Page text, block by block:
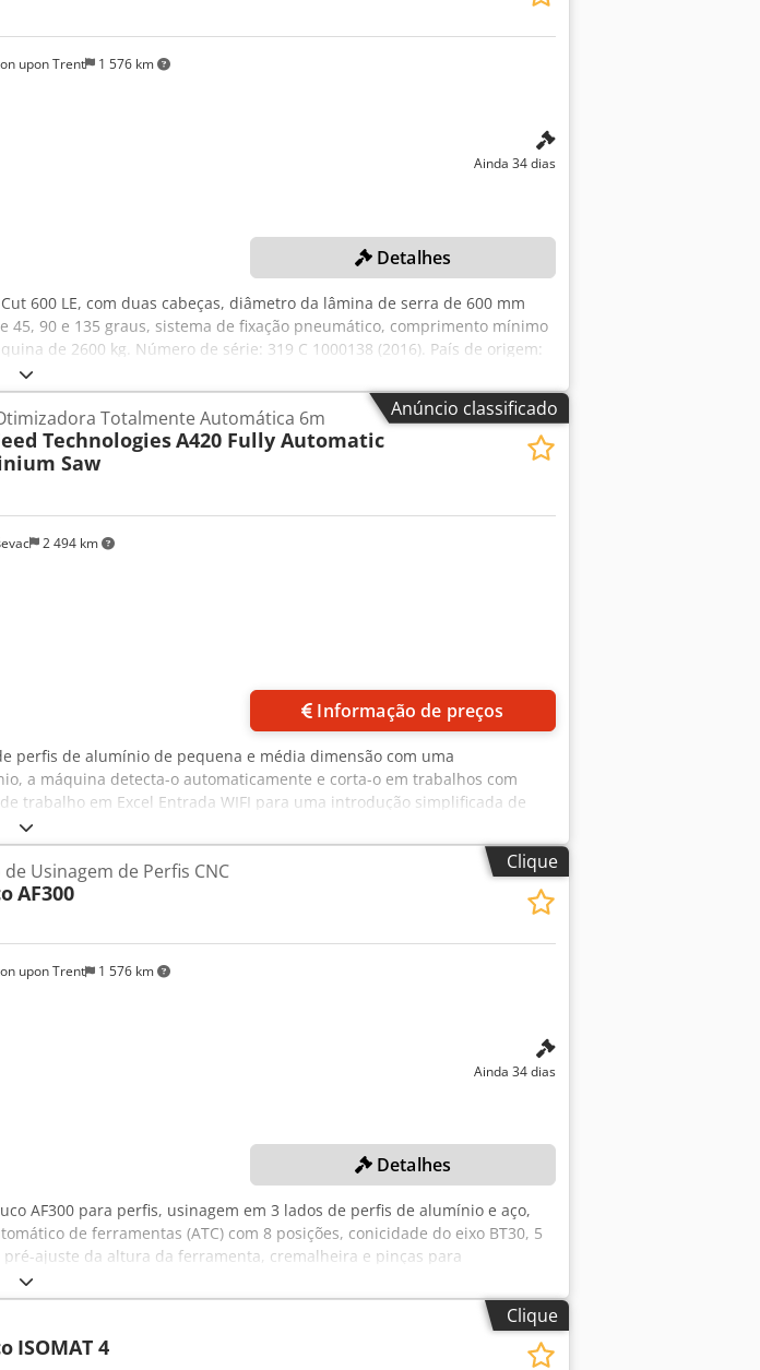
upon Trent 1 576 km
Ainda 34 dias
Detalhes
600 LE, com duas cabeças, diâmetro da lâmina de serra de 600 mm
90 e 135 graus, sistema de fixação pneumático, comprimento mínimo
de 2600 kg. Número de série: 319 C 1000138 (2016). País de origem:
em Burton-on-Trent, Reino Unido. Consulte cada lote individualmente
Anúncio classificado
2 494 km
Totalmente Automática 6m
TechnologiesA420 Fully Automatic
Saw
Informação de preços
perfis de alumínio de pequena e média dimensão com uma
a máquina detecta-o automaticamente e corta-o em trabalhos com
trabalho em Excel Entrada WIFI para uma introdução simplificada de
Medição automática dos comprimentos dos perfis de alumínio
real em relação ao comprimento medido para minimizar o desperdício
peça para cada peça produzida (opcional). - Operação de corte
- Interface de utilizador simples para operação automática,
lotes ou grandes listas de trabalhos em Excel. - Corte e contagem de
WIFI excel com capacidades extensivas de mapeamento de dados. -
para uma produtividade máxima do processo. - Modo de
e otimização para um desperdício mínimo (opcional). - Impressão
(aplicação manual de etiquetas, opcional). - Impressão em linha
Chedpfxsf Eh Hds Ab Noa - Impressão ou leitura de códigos de
adequado para: - Fabrico de janelas e portas - Fabrico de escritórios
- Fabrico de estores e cortinas - Fabrico de compósitos Modelo: A420
Clique
upon Trent 1 576 km
Usinagem de Perfis CNC
AF300
Ainda 34 dias
Detalhes
AF300 para perfis, usinagem em 3 lados de perfis de alumínio e aço,
de ferramentas (ATC) com 8 posições, conicidade do eixo BT30, 5
ajuste da altura da ferramenta, cremalheira e pinças para
Chedpjzqdriefx Ab Noa Localização: Estes lotes estão localizados em
obter informações sobre carregamento e custos.
Clique
ISOMAT 4